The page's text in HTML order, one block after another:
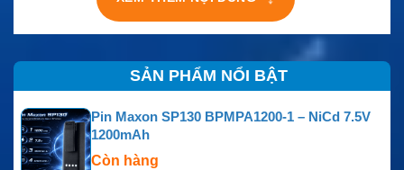
SẢN PHẨM NỔI BẬT
Pin Maxon SP130 BPMPA1200-1 – NiCd 7.5V
1200mAh
Còn hàng